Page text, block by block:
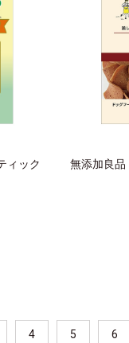
ィック 無添加良
4 5 6